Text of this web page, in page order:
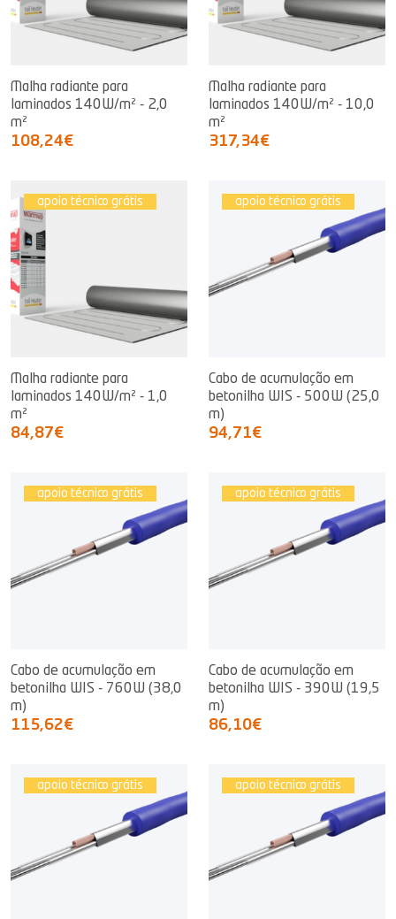
Malha radiante para
laminados 140W/m² - 2,0
m²
108,24€
Malha radiante para
laminados 140W/m² - 10,0
m²
317,34€
apoio técnico grátis
Malha radiante para
laminados 140W/m² - 1,0
m²
84,87€
apoio técnico grátis
Cabo de acumulação em
betonilha WIS - 500W (25,0
m)
94,71€
apoio técnico grátis
Cabo de acumulação em
betonilha WIS - 760W (38,0
m)
115,62€
apoio técnico grátis
Cabo de acumulação em
betonilha WIS - 390W (19,5
m)
86,10€
apoio técnico grátis apoio técnico grátis